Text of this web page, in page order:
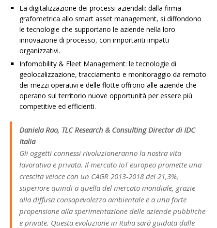
La digitalizzazione dei processi aziendali: dalla firma
grafometrica allo smart asset management, si diffondono
le tecnologie che supportano le aziende nella loro
innovazione di processo, con importanti impatti
organizzativi.
Infomobility & Fleet Management: le tecnologie di
geolocalizzazione, tracciamento e monitoraggio da remoto
dei mezzi operativi e delle flotte offrono alle aziende che
operano sul territorio nuove opportunità per essere più
competitive ed efficienti.
Daniela Rao, TLC Research & Consulting Director di IDC
Italia
Gli oggetti connessi rivoluzioneranno la nostra vita
lavorativa e privata. Il mercato IoT europeo promette una
crescita veloce con un CAGR 2013-2018 del 21,3%,
superiore quindi a quella del mercato mondiale, grazie
alla diffusa consapevolezza ambientale e a una forte
propensione alla sperimentazione delle aziende pubbliche
e private. Questa evoluzione in Italia sarà guidata dalle